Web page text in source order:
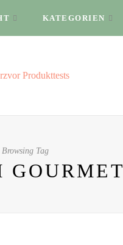
KATEGORIEN
Browsing Tag
GOURMET